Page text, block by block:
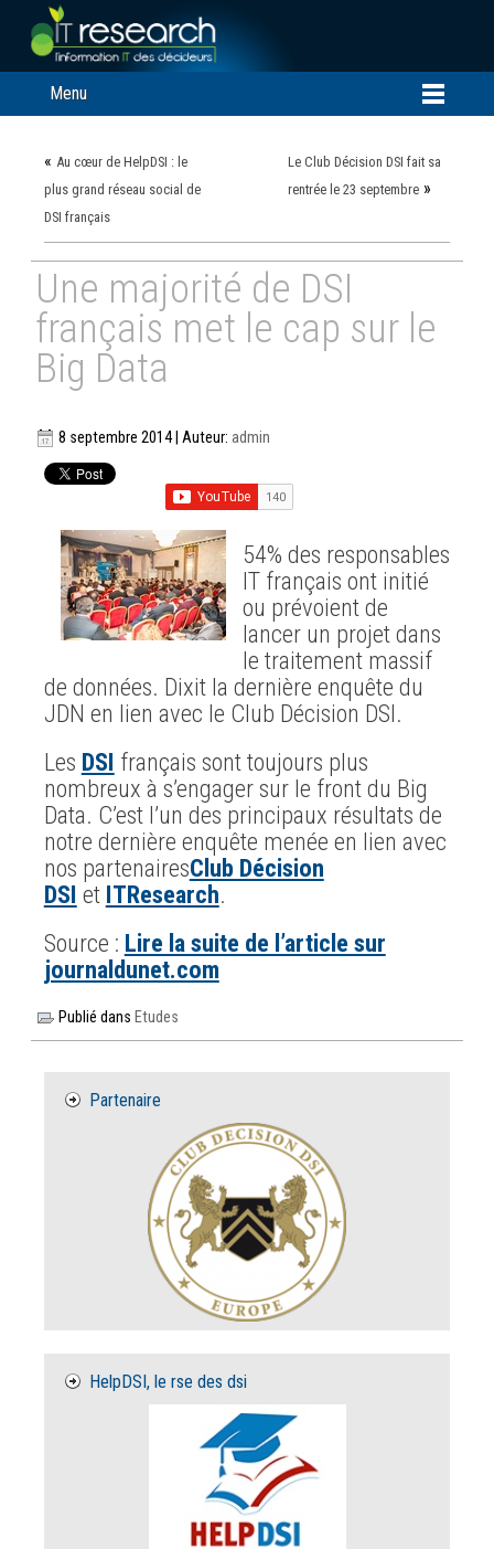
Menu
« Au cœur de HelpDSI : le
plus grand réseau social de
DSI français
Le Club Décision DSI fait sa
rentrée le 23 septembre»
Une majorité de DSI
français met le cap sur le
Big Data
8 septembre 2014 | Auteur:admin
54% des responsables
IT français ont initié
ou prévoient de
lancer un projet dans
le traitement massif
de données. Dixit la dernière enquête du
JDN en lien avec le Club Décision DSI.
Les DSI français sont toujours plus
nombreux à s’engager sur le front du Big
Data. C’est l’un des principaux résultats de
notre dernière enquête menée en lien avec
nos partenairesClub Décision
DSI et ITResearch.
Source : Lire la suite de l’article sur
journaldunet.com
Publié dans Etudes
Partenaire
HelpDSI, le rse des dsi